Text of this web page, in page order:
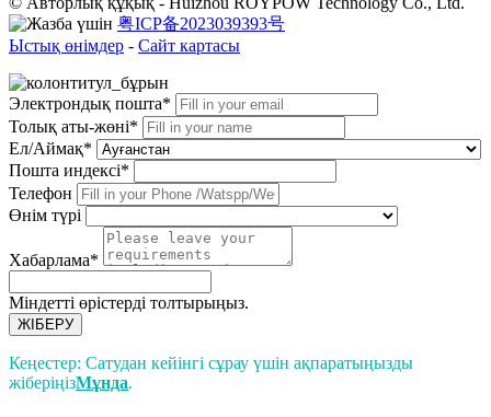
粤ICP备2023039393号
Ыстық өнімдер - Сайт картасы
Электрондық пошта*
Толық аты-жөні*
Ел/Аймақ*
Пошта индексі*
Телефон
Өнім түрі
Хабарлама*
Міндетті өрістерді толтырыңыз.
ЖІБЕРУ
Кеңестер: Сатудан кейінгі сұрау үшін ақпаратыңызды
жіберіңізМұнда.